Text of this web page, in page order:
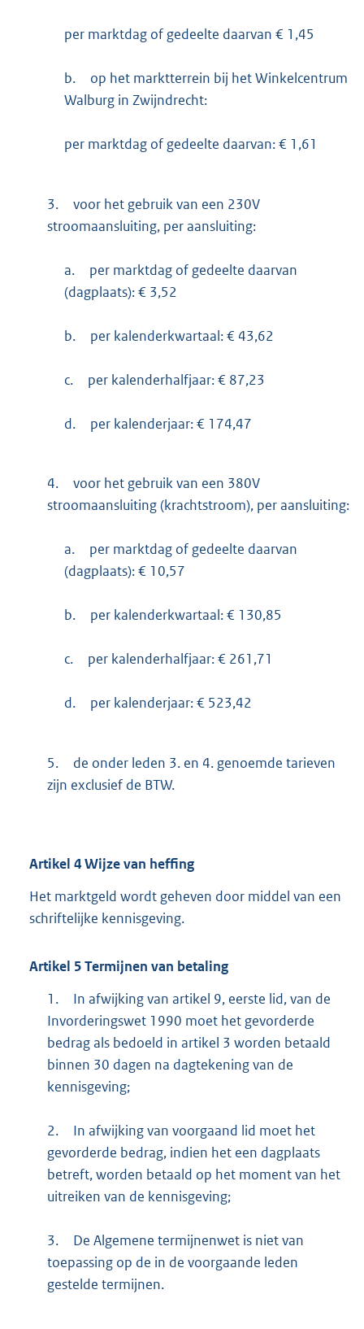
per marktdag of gedeelte daarvan € 1,45
b.
op het marktterrein bij het Winkelcentrum
Walburg in Zwijndrecht:
per marktdag of gedeelte daarvan: € 1,61
3.
voor het gebruik van een 230V
stroomaansluiting, per aansluiting:
a.
per marktdag of gedeelte daarvan
(dagplaats): € 3,52
b. per kalenderkwartaal: € 43,62
c. per kalenderhalfjaar: € 87,23
d. per kalenderjaar: € 174,47
4.
voor het gebruik van een 380V
stroomaansluiting (krachtstroom), per aansluiting:
a.
per marktdag of gedeelte daarvan
(dagplaats): € 10,57
b. per kalenderkwartaal: € 130,85
c. per kalenderhalfjaar: € 261,71
d. per kalenderjaar: € 523,42
5.
de onder leden 3. en 4. genoemde tarieven
zijn exclusief de BTW.
Artikel 4Wijze van heffing
Het marktgeld wordt geheven door middel van een
schriftelijke kennisgeving.
Artikel 5Termijnen van betaling
1.
In afwijking van artikel 9, eerste lid, van de
Invorderingswet 1990 moet het gevorderde
bedrag als bedoeld in artikel 3 worden betaald
binnen 30 dagen na dagtekening van de
kennisgeving;
2.
In afwijking van voorgaand lid moet het
gevorderde bedrag, indien het een dagplaats
betreft, worden betaald op het moment van het
uitreiken van de kennisgeving;
3.
De Algemene termijnenwet is niet van
toepassing op de in de voorgaande leden
gestelde termijnen.